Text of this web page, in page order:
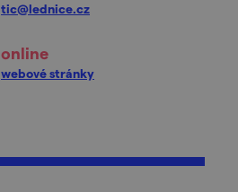
tic@lednice.cz
online
webové stránky